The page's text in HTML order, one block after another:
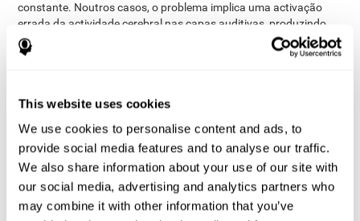
This website uses cookies
We use cookies to personalise content and ads, to
provide social media features and to analyse our traffic.
We also share information about your use of our site with
our social media, advertising and analytics partners who
may combine it with other information that you’ve
constante. Noutros casos, o problema implica uma activação
errada da actividade cerebral nas capas auditivas, produzindo
alucinações. Isto pode acontecer em transtornos como a
esquizofrenia
(onde as alucinações podem ser de carácter
inexistente e que não se pode apagar. No caso da
redução da audição.
Como medir e avaliar a percepção
auditiva?